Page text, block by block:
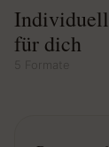
für dich
5 Formate